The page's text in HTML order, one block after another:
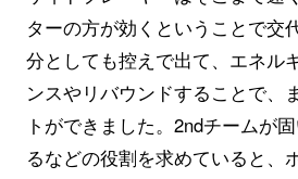
ターの方が効くということで交
分としても控えで出て、エネル
ンスやリバウンドすることで、
トができました。2ndチームが
るなどの役割を求めていると、